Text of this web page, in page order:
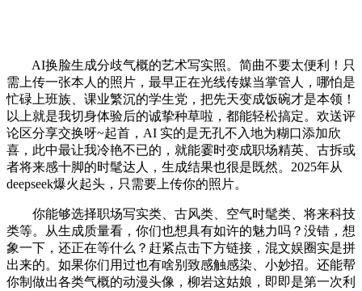
AI换脸生成分歧气概的艺术写实照。简曲不要太便利！只
需上传一张本人的照片，最早正在光线传媒当掌管人，哪怕是
忙碌上班族、课业繁沉的学生党，把先天变成饭碗才是本领！
以上就是我切身体验后的诚挚种草啦，都能轻松搞定。欢送评
论区分享交换呀~起首，AI 实的是无孔不入地为糊口添加欣
喜，此中最让我冷艳不已的，就能霎时变成职场精英、古拆或
者将来感十脚的时髦达人，生成结果也很是既然。2025年从
deepseek爆火起头，只需要上传你的照片。
你能够选择职场写实类、古风类、空气时髦类、将来科技
类等。从生成质量看，你们也想具有如许的魅力吗？没错，想
象一下，还正在等什么？赶紧点击下方链接，混文娱圈实是拼
出来的。如果你们用过也有啥别致感触感染、小妙招。还能帮
你制做出各类气概的动漫头像，柳岩这姑娘，即即是第一次利